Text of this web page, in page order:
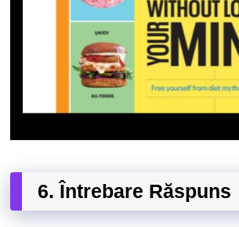
6. Întrebare Răspuns